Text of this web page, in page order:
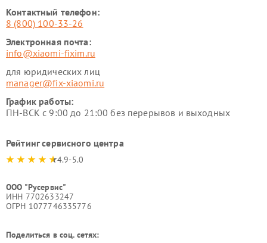
Контактный телефон:
8 (800) 100-33-26
Электронная почта:
info@xiaomi-fixim.ru
для юридических лиц
manager@fix-xiaomi.ru
График работы:
ПН-ВСК с 9:00 до 21:00 без перерывов и выходных
Рейтинг сервисного центра
4.9-5.0
ООО "Русервис"
ИНН 7702633247
ОГРН 1077746335776
Поделиться в соц. сетях: